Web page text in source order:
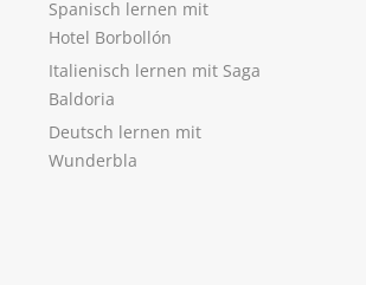
Spanisch lernen mit
Hotel Borbollón
Italienisch lernen mit Saga
Baldoria
Deutsch lernen mit
Wunderbla